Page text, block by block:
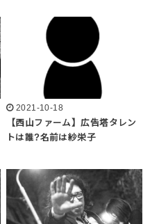
2021-10-18
【西山ファーム】広告塔タレン
トは誰?名前は紗栄子